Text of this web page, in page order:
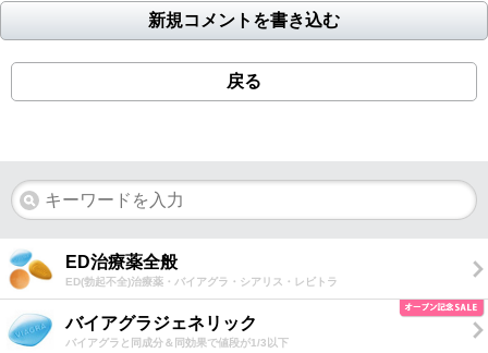
新規コメントを書き込む
戻る
ED治療薬全般
ED(勃起不全)治療薬・バイアグラ・シアリス・レビトラ
バイアグラジェネリック
バイアグラと同成分＆同効果で値段が1/3以下